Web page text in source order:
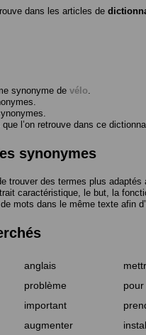
dans les articles de
synonyme de vélo
l’on retrouve dans ce
synonymes
trouver des termes plus
caractéristique, le but, la
mots dans le même texte afin
anglais
problème pour
important
augmenter